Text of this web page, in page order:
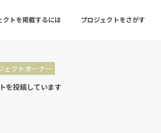
クトを掲載するには プロジェクトをさがす
の新着プロジェクト
ェクトオーナー
を投稿しています